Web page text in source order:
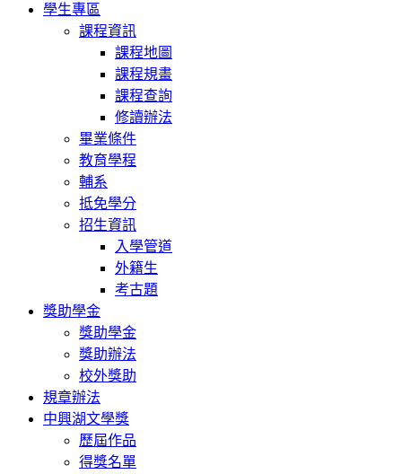
學生專區
課程資訊
課程地圖
課程規畫
課程查詢
修讀辦法
畢業條件
教育學程
輔系
抵免學分
招生資訊
入學管道
外籍生
考古題
獎助學金
獎助學金
獎助辦法
校外獎助
規章辦法
中興湖文學獎
歷屆作品
得獎名單